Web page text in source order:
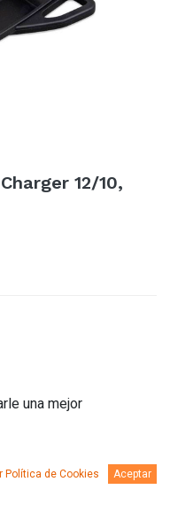
12/10,
una mejor
Política de Cookies Aceptar